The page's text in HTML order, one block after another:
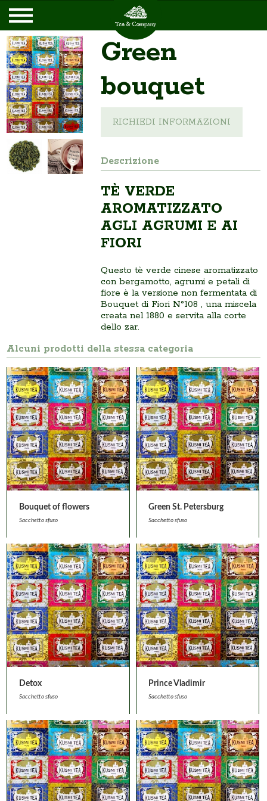
Green
bouquet
RICHIEDI INFORMAZIONI
Descrizione
TÈ VERDE
AROMATIZZATO
AGLI AGRUMI E AI
FIORI
Questo tè verde cinese aromatizzato
con bergamotto, agrumi e petali di
fiore è la versione non fermentata di
Bouquet di Fiori N°108 , una miscela
creata nel 1880 e servita alla corte
dello zar.
Alcuni prodotti della stessa categoria
Bouquet of flowers
Sacchetto sfuso
Green St. Petersburg
Sacchetto sfuso
Detox
Sacchetto sfuso
Prince Vladimir
Sacchetto sfuso